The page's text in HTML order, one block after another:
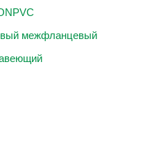
межфланцевый